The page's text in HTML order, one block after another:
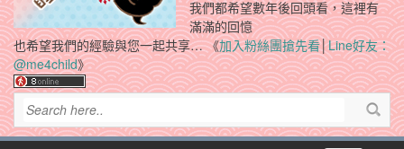
我們都希望數年後回頭看，這裡有
滿滿的回憶
也希望我們的經驗與您一起共享… 《加入粉絲團搶先看│Line好友：
@me4child》